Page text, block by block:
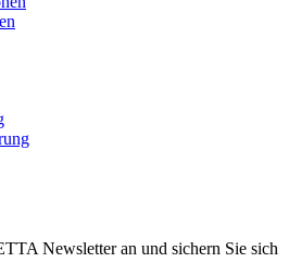
Newsletter an und sichern Sie sich